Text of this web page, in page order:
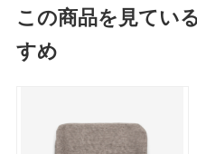
この商品を見てい
すめ